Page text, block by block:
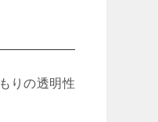
りの透明性